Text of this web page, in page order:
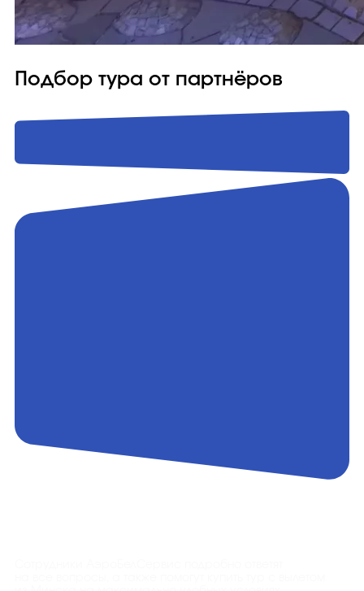
Подбор тура от партнёров